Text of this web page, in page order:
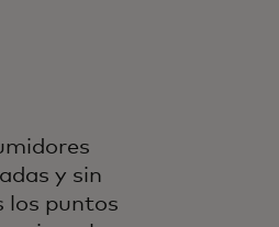
y sin
los puntos